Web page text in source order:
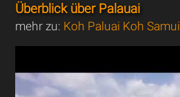
Überblick über Palauai
mehr zu: Koh Paluai Koh Samui